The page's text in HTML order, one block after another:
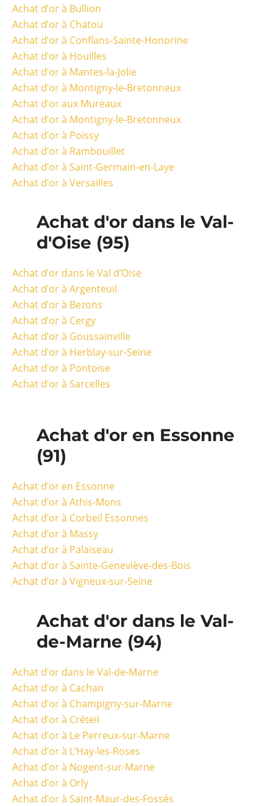
Achat d’or à Bullion
Achat d’or à Chatou
Achat d’or à Conflans-Sainte-Honorine
Achat d’or à Houilles
Achat d’or à Mantes-la-Jolie
Achat d’or à Montigny-le-Bretonneux
Achat d’or aux Mureaux
Achat d’or à Montigny-le-Bretonneux
Achat d’or à Poissy
Achat d’or à Rambouillet
Achat d’or à Saint-Germain-en-Laye
Achat d’or à Versailles
Achat d'or dans le Val-
d'Oise (95)
Achat d’or dans le Val d’Oise
Achat d’or à Argenteuil
Achat d’or à Bezons
Achat d’or à Cergy
Achat d’or à Goussainville
Achat d’or à Herblay-sur-Seine
Achat d’or à Pontoise
Achat d’or à Sarcelles
Achat d'or en Essonne
(91)
Achat d’or en Essonne
Achat d’or à Athis-Mons
Achat d’or à Corbeil Essonnes
Achat d’or à Massy
Achat d’or à Palaiseau
Achat d’or à Sainte-Geneviève-des-Bois
Achat d’or à Vigneux-sur-Seine
Achat d'or dans le Val-
de-Marne (94)
Achat d’or dans le Val-de-Marne
Achat d’or à Cachan
Achat d’or à Champigny-sur-Marne
Achat d’or à Créteil
Achat d’or à Le Perreux-sur-Marne
Achat d’or à L’Hay-les-Roses
Achat d’or à Nogent-sur-Marne
Achat d’or à Orly
Achat d’or à Saint-Maur-des-Fossés